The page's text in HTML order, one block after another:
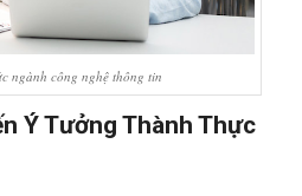
ngành công nghệ thông tin
Ý Tưởng Thành Thực